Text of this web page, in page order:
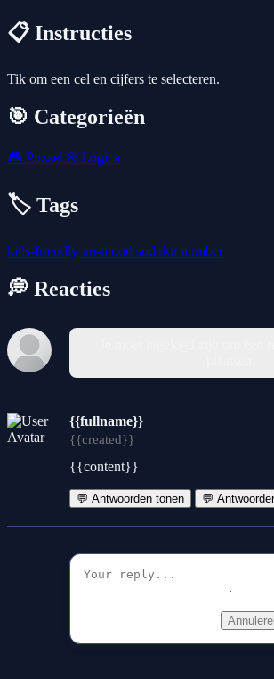
📋 Instructies
Tik om een cel en cijfers te selecteren.
🎯 Categorieën
🎮 Puzzel & Logica
🏷️ Tags
kids-friendly no-blood sudoku number
💭 Reacties
{{fullname}}
{{created}}
{{content}}
💬 Antwoorden tonen 💬